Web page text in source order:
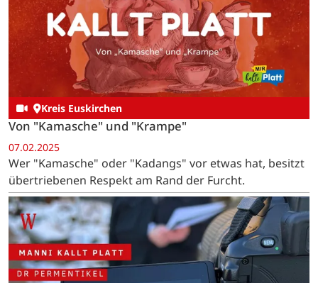
Kreis Euskirchen
Von "Kamasche" und "Krampe"
07.02.2025
Wer "Kamasche" oder "Kadangs" vor etwas hat, besitzt
übertriebenen Respekt am Rand der Furcht.